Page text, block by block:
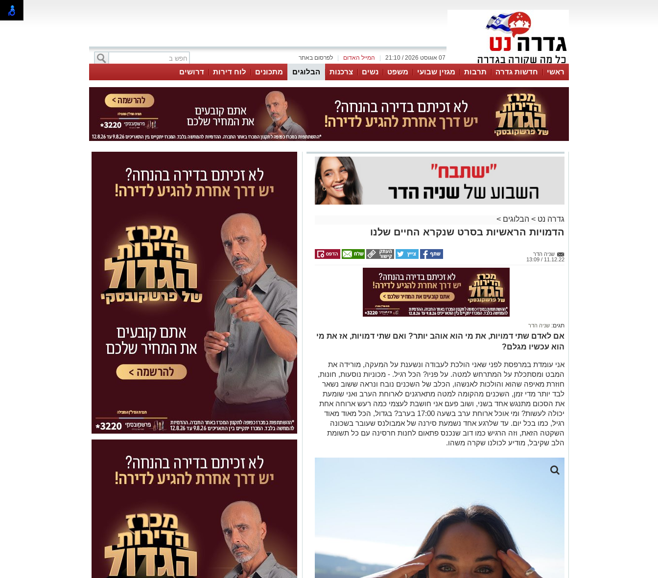
לפרסום באתר המייל האדום 07 אוגוסט 2026 / 21:10
ראשי חדשות גדרה תרבות מגזין שבועי משפט נשים צרכנות הבלוגים מתכונים לוח דירות דרושים
גדרה נט > הבלוגים >
הדמויות הראשיות בסרט שנקרא החיים שלנו
שניה הדר
11.12.22 / 13:09
תגים: שניה הדר
אם לאדם שתי דמויות, את מי הוא אוהב יותר? ואם שתי דמויות, אז את מי
הוא עכשיו מגלם?
אני עומדת במרפסת לפני שאני הולכת לעבודה ונשענת על המעקה, מורידה את
המבט ומסתכלת על המתרחש למטה. על פניו? הכל רגיל.
- מכוניות נוסעות, חונות,
חוזרת מאיפה שהוא והולכות לאנשהו, הכלב של השכנים נובח ונראה ששוב נשאר
לבד יותר מדי זמן, השכנים מהקומה למטה מתארגנים לארוחת הערב ואני שומעת
את הסכום מתנגש אחד בשני, ושוב פעם אני חושבת לעצמי כמה רעש ארוחה אחת
יכולה לעשות? ומי אוכל ארוחת ערב בשעה 17:00 בערב? בגדול,
הכל מאוד מאוד
רגיל, כמו בכל יום. עד שלרגע אחד נשמעת סירנה של אמבולנס שעובר בשכונה
השקטה הזאת, וזה הרגיש כמו דוב שנכנס פתאום לחנות חרסינה עם כל תשומת
הלב שקיבל, מודיע לכולנו שקרה משהו.